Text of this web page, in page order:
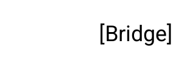
[Bridge]